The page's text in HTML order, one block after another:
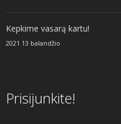
Kepkime vasarą kartu!
2021 13 balandžio
Prisijunkite!